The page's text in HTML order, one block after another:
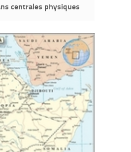
centrales physiques